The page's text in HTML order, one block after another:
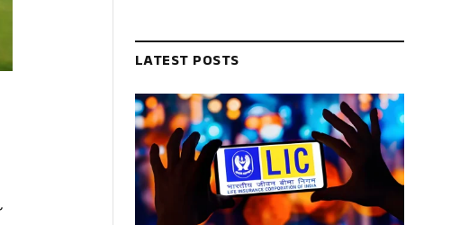
LATEST POSTS